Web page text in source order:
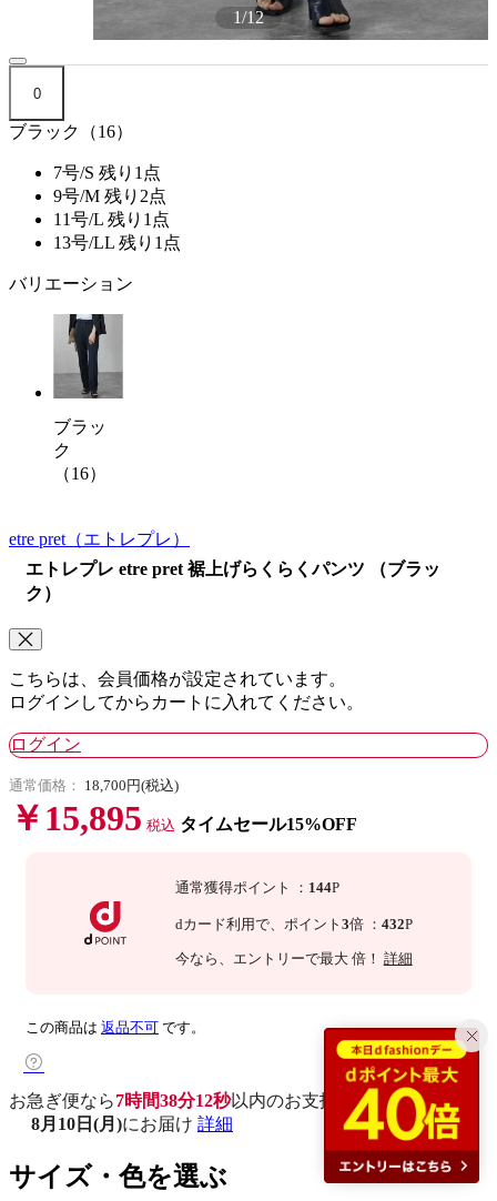
1/12
0
ブラック（16）
7号/S 残り1点
9号/M 残り2点
11号/L 残り1点
13号/LL 残り1点
バリエーション
ブラッ
ク
（16）
etre pret （エトレプレ）
エトレプレ etre pret 裾上げらくらくパンツ （ブラッ
ク）
こちらは、会員価格が設定されています。
ログインしてからカートに入れてください。
ログイン
通常価格： 18,700円(税込)
￥15,895 税込 タイムセール15%OFF
通常獲得ポイント ： 144P
dカード利用で、 ポイント 3倍 ： 432P
今なら 、エントリーで最大 倍！ 詳細
この商品は 返品不可 です。
お急ぎ便なら7時間38分11秒以内のお支払いで
8月10日(月)にお届け 詳細
サイズ・色を選ぶ